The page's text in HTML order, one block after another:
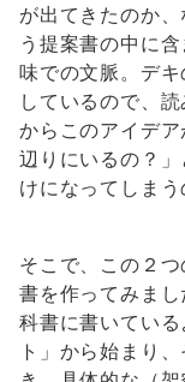
が出てきたのか
う提案書の中に
味での文脈。デ
しているので、
からこのアイデ
辺りにいるの？
けになってしまう
そこで、この２
書を作ってみま
科書に書いてい
ト」から始まり